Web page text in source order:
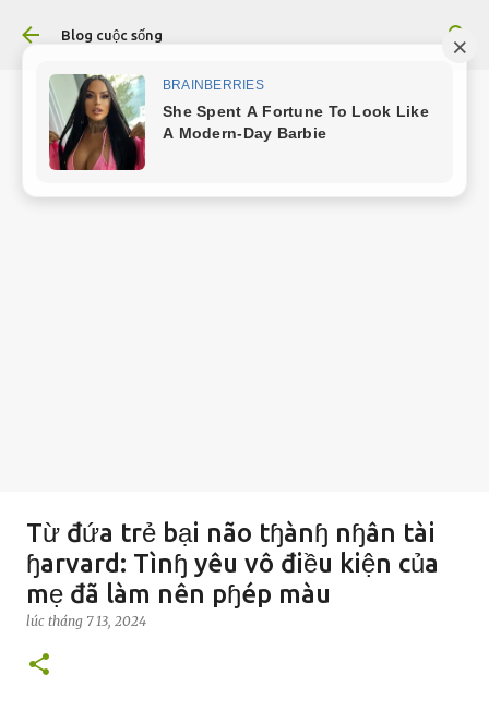
Chuyển đến nội dung chính
Blog cuộc sống
Từ đứa trẻ bại não tɧànɧ nɧân tài
ɧarvard: Tìnɧ yêu vô điều kiện của
mẹ đã làm nên pɧép màu
lúc tháng 7 13, 2024